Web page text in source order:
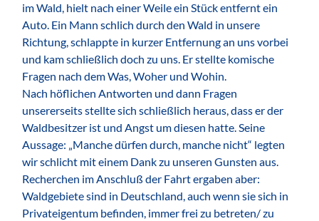
im Wald, hielt nach einer Weile ein Stück entfernt ein
Auto. Ein Mann schlich durch den Wald in unsere
Richtung, schlappte in kurzer Entfernung an uns vorbei
und kam schließlich doch zu uns. Er stellte komische
Fragen nach dem Was, Woher und Wohin.
Nach höflichen Antworten und dann Fragen
unsererseits stellte sich schließlich heraus, dass er der
Waldbesitzer ist und Angst um diesen hatte. Seine
Aussage: „Manche dürfen durch, manche nicht“ legten
wir schlicht mit einem Dank zu unseren Gunsten aus.
Recherchen im Anschluß der Fahrt ergaben aber:
Waldgebiete sind in Deutschland, auch wenn sie sich in
Privateigentum befinden, immer frei zu betreten/ zu